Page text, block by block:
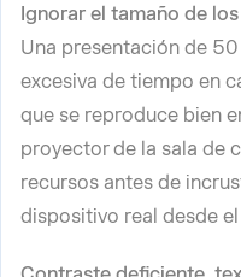
Ignorar el tamaño de
Una presentación de
excesiva de tiempo en
que se reproduce bien
proyector de la sala de
recursos antes de
dispositivo real desde